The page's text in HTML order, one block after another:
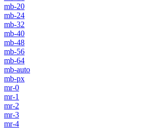
mb-20
mb-24
mb-32
mb-40
mb-48
mb-56
mb-64
mb-auto
mb-px
mr-0
mr-1
mr-2
mr-3
mr-4